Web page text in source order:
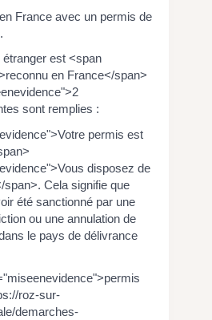
France avec un permis de
est <span
en France</span>
sont remplies :
permis est
disposez de
Cela signifie que
été sanctionné par une
ou une annulation de
le pays de délivrance
roz-sur-
demarches-